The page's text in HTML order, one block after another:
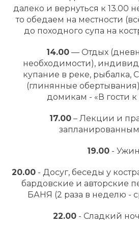
далеко и вернуться к 13.00
то обедаем на местности
до походного супа на
14.00 — Отдых
необходимости),
купание в реке, рыбалка,
(глинянные
домикам - «В гости к
17.00– Лекции и
19.00-
20.00 - Досуг, беседы у
бардовские и авторские
БАНЯ (2 раза в неделю -
22.00- Сладкий